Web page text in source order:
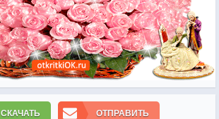
СКАЧАТЬ ОТПРАВИТЬ